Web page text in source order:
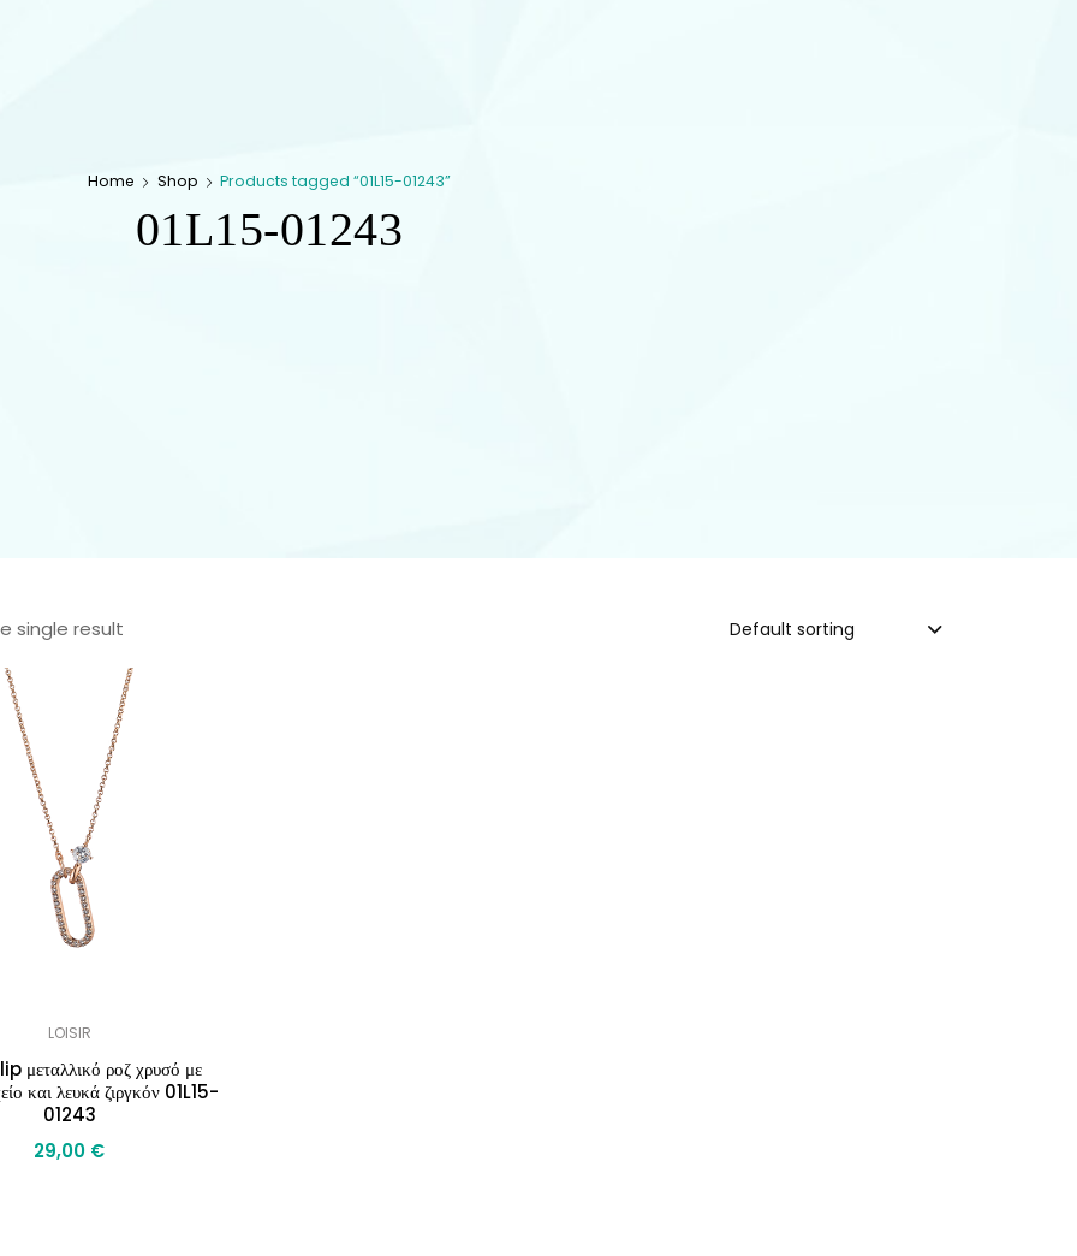
Home Shop Products tagged “01L15-01243”
01L15-01243
single result Default sorting
LOISIR
μεταλλικό ροζ χρυσό με
και λευκά ζιργκόν 01L15-
01243
29,00 €